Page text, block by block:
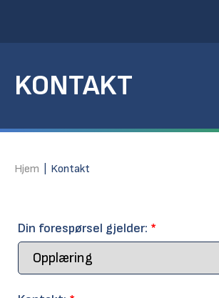
KONTAKT
Hjem Kontakt
Din forespørsel gjelder: *